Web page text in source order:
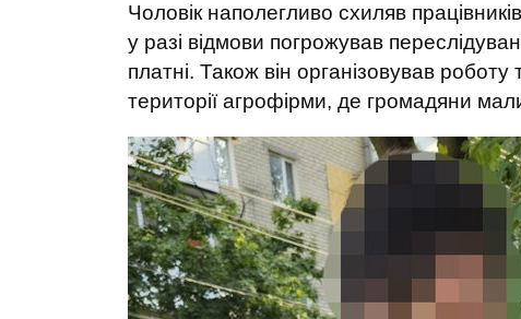
Чоловік наполегливо схиляв
у разі відмови погрожував
платні. Також він організовував роботу
території агрофірми, де громадяни